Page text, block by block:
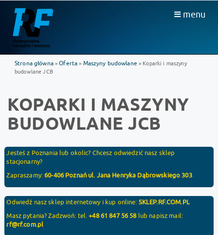
menu
Strona główna»Oferta » Maszyny budowlane » Koparki i maszyny
budowlane JCB
KOPARKI I MASZYNY
BUDOWLANE JCB
Jesteś z Poznania lub okolic? Chcesz odwiedzić nasz sklep
stacjonarny?
Zapraszamy:60-406 Poznań ul. Jana Henryka Dąbrowskiego 303
Odwiedź nasz sklep internetowy i kup online: SKLEP.RF.COM.PL
Masz pytania? Zadzwoń: tel.+48 61 847 56 58 lub napisz mail:
rf@rf.com.pl